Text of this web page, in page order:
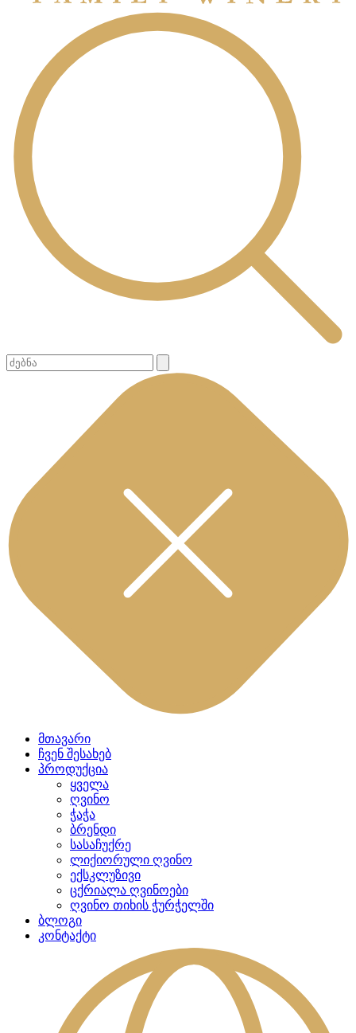
მთავარი
ჩვენ შესახებ
პროდუქცია
ყველა
ღვინო
ჭაჭა
ბრენდი
სასაჩუქრე
ლიქიორული ღვინო
ექსკლუზივი
ცქრიალა ღვინოები
ღვინო თიხის ჭურჭელში
ბლოგი
კონტაქტი